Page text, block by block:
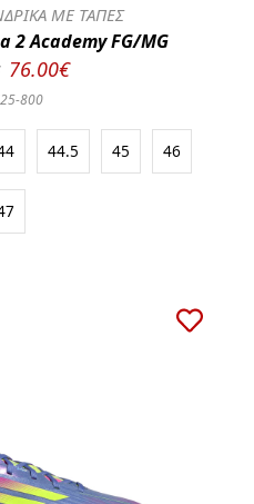
ΜΕ ΤΑΠΕΣ
2 Academy FG/MG
76.00€
800
44.5 45 46